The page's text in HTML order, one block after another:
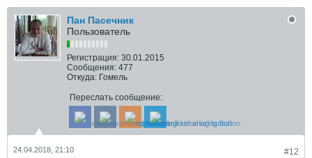
Пан Пасечник
Пользователь
Регистрация: 30.01.2015
Сообщения: 477
Откуда: Гомель
Переслать сообщение:
#12
24.04.2018, 21:10